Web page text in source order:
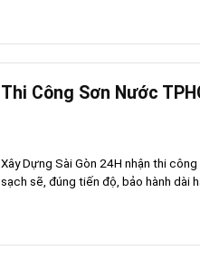
Thi Công Sơn Nước
Xây Dựng Sài Gòn 24H nhận thi
sạch sẽ, đúng tiến độ, bảo hành dài